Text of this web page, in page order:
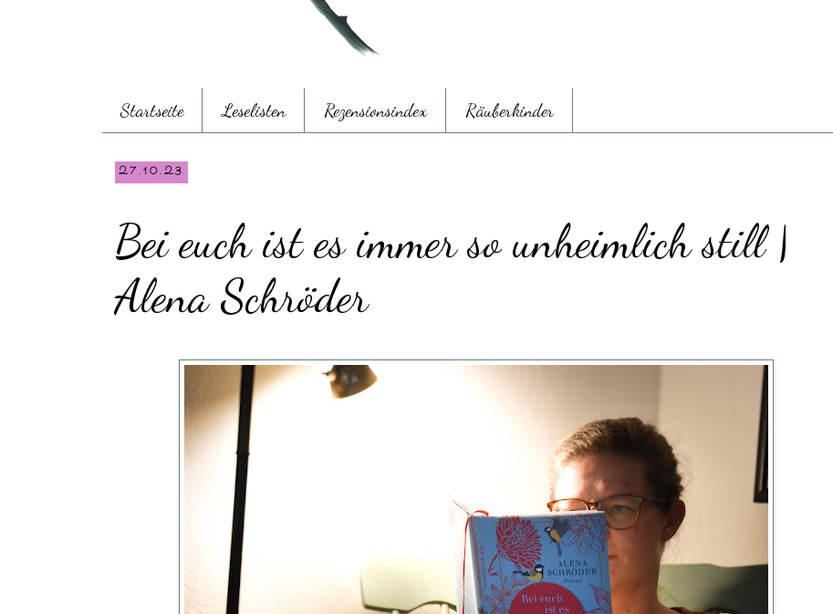
Startseite Leselisten Rezensionsindex Räuberkinder
27.10.23
Bei euch ist es immer so unheimlich still |
Alena Schröder